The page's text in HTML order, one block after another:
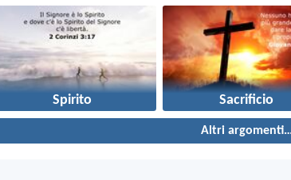
Spirito Sacrificio
Altri